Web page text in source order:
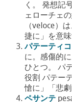
く。 発想記
ェローチェ
（veloce）
捷に」を意
パテーティコ
に。感傷的
ひとつ。 パ
役割 パテー
愴に」「悲
ペサンテ